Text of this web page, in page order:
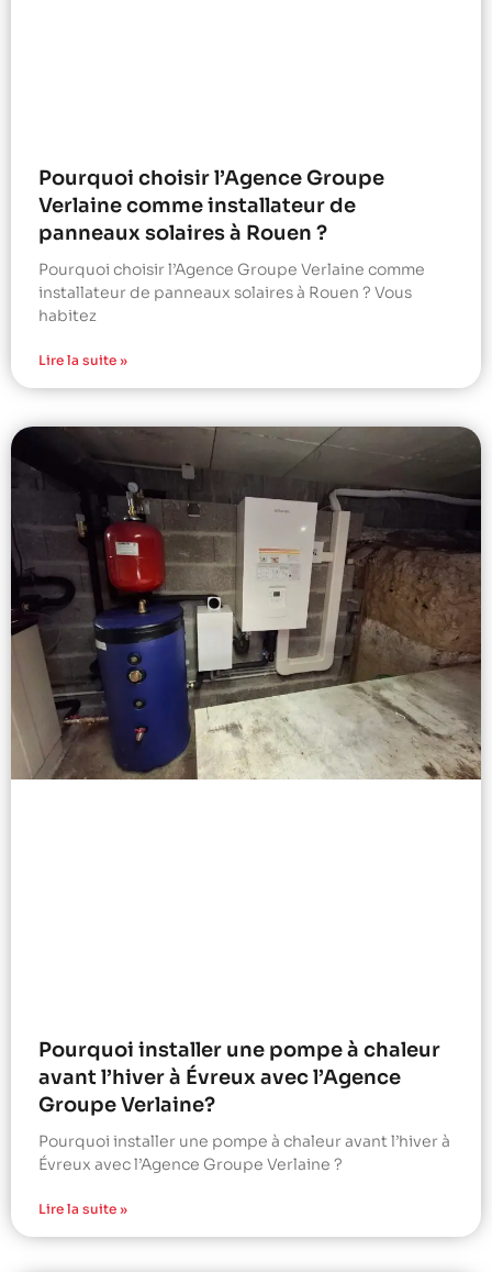
Pourquoi choisir l’Agence Groupe
Verlaine comme installateur de
panneaux solaires à Rouen ?
Pourquoi choisir l’Agence Groupe Verlaine comme
installateur de panneaux solaires à Rouen ? Vous
habitez
Lire la suite »
Pourquoi installer une pompe à chaleur
avant l’hiver à Évreux avec l’Agence
Groupe Verlaine?
Pourquoi installer une pompe à chaleur avant l’hiver à
Évreux avec l’Agence Groupe Verlaine ?
Lire la suite »